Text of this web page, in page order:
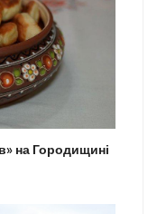
на Городищині